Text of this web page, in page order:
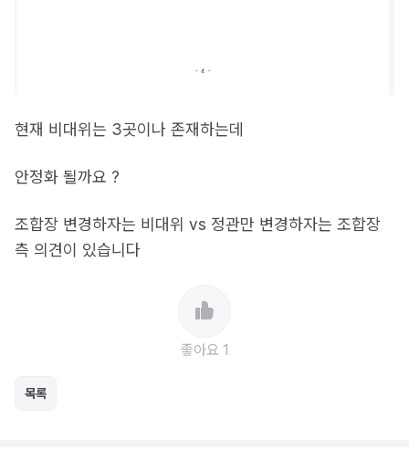
현재 비대위는 3곳이나 존재하는데
안정화 될까요 ?
조합장 변경하자는 비대위 vs 정관만 변경하자는 조합장
측 의견이 있습니다
좋아요 1
목록